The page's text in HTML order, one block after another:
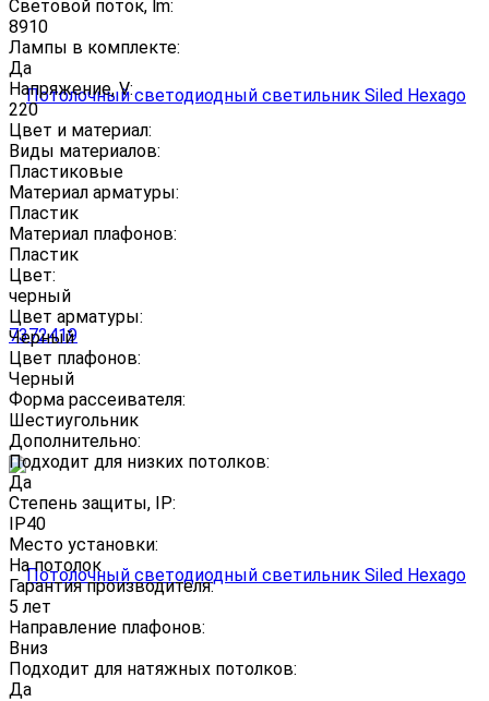
Световой поток, lm:
8910
Лампы в комплекте:
Да
Напряжение, V:
220
Цвет и материал:
Виды материалов:
Пластиковые
Материал арматуры:
Пластик
Материал плафонов:
Пластик
Цвет:
черный
Цвет арматуры:
Черный
Цвет плафонов:
Черный
Форма рассеивателя:
Шестиугольник
Дополнительно:
Подходит для низких потолков:
Да
Степень защиты, IP:
IP40
Место установки:
На потолок
Гарантия производителя:
5 лет
Направление плафонов:
Вниз
Подходит для натяжных потолков:
Да